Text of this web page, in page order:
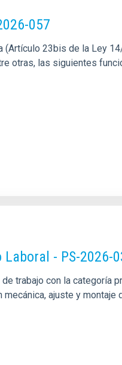
057
23bis de la Ley
otras, las siguientes
- PS-2026-
trabajo con la categoría
ajuste y